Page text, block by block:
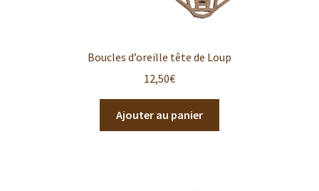
Boucles d’oreille tête de Loup
12,50€
Ajouter au panier